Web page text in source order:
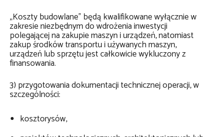
„Koszty budowlane” będą kwalifikowane wyłącznie w
zakresie niezbędnym do wdrożenia inwestycji
polegającej na zakupie maszyn i urządzeń, natomiast
zakup środków transportu i używanych maszyn,
urządzeń lub sprzętu jest całkowicie wykluczony z
finansowania.
3) przygotowania dokumentacji technicznej operacji, w
szczególności:
kosztorysów,